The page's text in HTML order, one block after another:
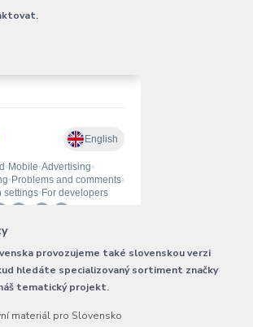
provozujeme také slovenskou verzi
hledáte specializovaný sortiment značky
tematický projekt.
materiál pro Slovensko